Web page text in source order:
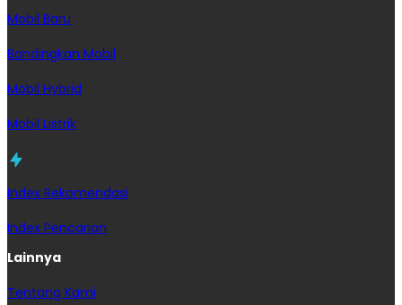
Mobil Baru
Bandingkan Mobil
Mobil Hybrid
Mobil Listrik
Index Rekomendasi
Index Pencarian
Lainnya
Tentang Kami